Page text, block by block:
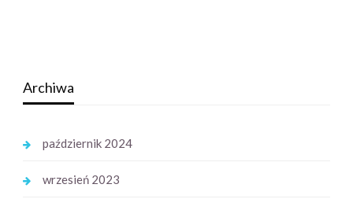
Archiwa
październik 2024
wrzesień 2023